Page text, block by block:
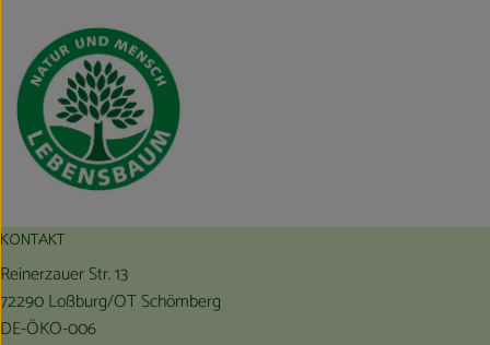
KONTAKT
Reinerzauer Str. 13
72290 Loßburg/OT Schömberg
DE-ÖKO-006